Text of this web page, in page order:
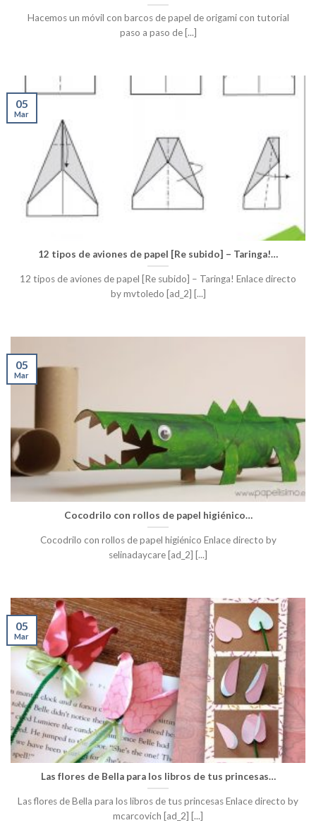
Hacemos un móvil con barcos de papel de origami con tutorial
paso a paso de [...]
12 tipos de aviones de papel [Re subido] – Taringa!…
12 tipos de aviones de papel [Re subido] – Taringa! Enlace directo
by mvtoledo [ad_2] [...]
05
Mar
Cocodrilo con rollos de papel higiénico…
Cocodrilo con rollos de papel higiénico Enlace directo by
selinadaycare [ad_2] [...]
05
Mar
Las flores de Bella para los libros de tus princesas…
Las flores de Bella para los libros de tus princesas Enlace directo by
mcarcovich [ad_2] [...]
05
Mar